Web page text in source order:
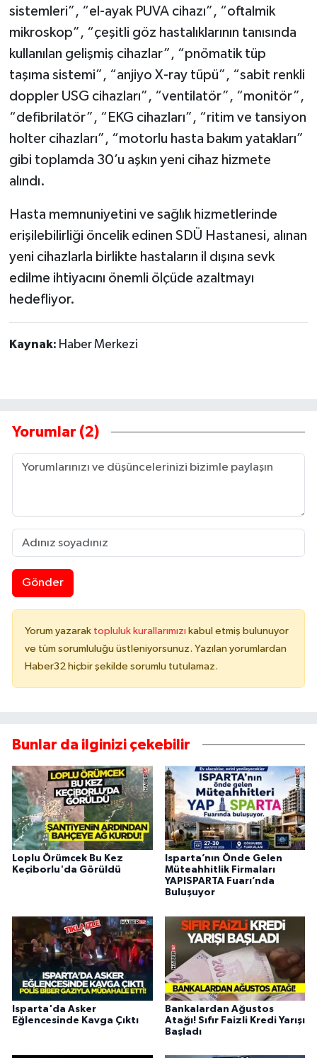
sistemleri”, “el-ayak PUVA cihazı”, “oftalmik
mikroskop”, “çeşitli göz hastalıklarının tanısında
kullanılan gelişmiş cihazlar”, “pnömatik tüp
taşıma sistemi”, “anjiyo X-ray tüpü”, “sabit renkli
doppler USG cihazları”, “ventilatör”, “monitör”,
“defibrilatör”, “EKG cihazları”, “ritim ve tansiyon
holter cihazları”, “motorlu hasta bakım yatakları”
gibi toplamda 30’u aşkın yeni cihaz hizmete
alındı.
Hasta memnuniyetini ve sağlık hizmetlerinde
erişilebilirliği öncelik edinen SDÜ Hastanesi, alınan
yeni cihazlarla birlikte hastaların il dışına sevk
edilme ihtiyacını önemli ölçüde azaltmayı
hedefliyor.
Kaynak: Haber Merkezi
Yorumlar (2)
Gönder
Yorum yazarak topluluk kurallarımızı kabul etmiş bulunuyor
ve tüm sorumluluğu üstleniyorsunuz. Yazılan yorumlardan
Haber32 hiçbir şekilde sorumlu tutulamaz.
Bunlar da ilginizi çekebilir
Loplu Örümcek Bu Kez
Keçiborlu'da Görüldü
Isparta’nın Önde Gelen
Müteahhitlik Firmaları
YAPISPARTA Fuarı’nda
Buluşuyor
Isparta'da Asker
Eğlencesinde Kavga Çıktı
Bankalardan Ağustos
Atağı! Sıfır Faizli Kredi Yarışı
Başladı